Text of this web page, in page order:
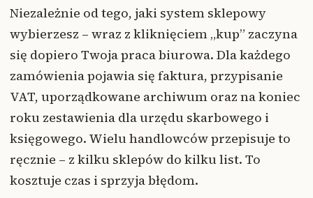
Niezależnie od tego, jaki system sklepowy
wybierzesz – wraz z kliknięciem „kup” zaczyna
się dopiero Twoja praca biurowa. Dla każdego
zamówienia pojawia się faktura, przypisanie
VAT, uporządkowane archiwum oraz na koniec
roku zestawienia dla urzędu skarbowego i
księgowego. Wielu handlowców przepisuje to
ręcznie – z kilku sklepów do kilku list. To
kosztuje czas i sprzyja błędom.